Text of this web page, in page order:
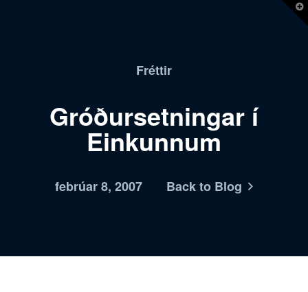
Fréttir
Gróðursetningar í
Einkunnum
febrúar 8, 2007 Back to Blog